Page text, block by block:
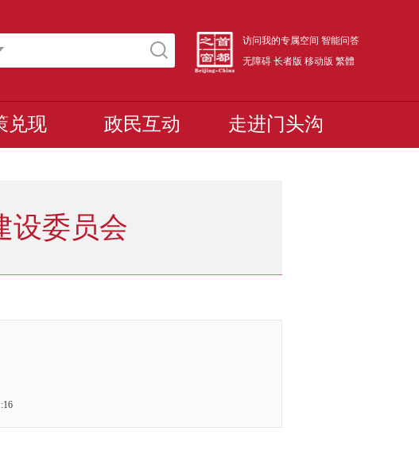
访问我的专属空间 智能问答
无障碍 长者版 移动版 繁體
兑现 政民互动 走进门头沟
设委员会